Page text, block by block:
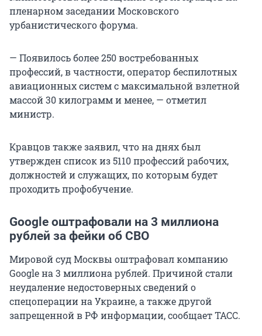
пленарном заседании Московского
урбанистического форума.
— Появилось более 250 востребованных
профессий, в частности, оператор беспилотных
авиационных систем с максимальной взлетной
массой 30 килограмм и менее, — отметил
министр.
Кравцов также заявил, что на днях был
утвержден список из 5110 профессий рабочих,
должностей и служащих, по которым будет
проходить профобучение.
Google оштрафовали на 3 миллиона
рублей за фейки об СВО
Мировой суд Москвы оштрафовал компанию
Google на 3 миллиона рублей. Причиной стали
неудаление недостоверных сведений о
спецоперации на Украине, а также другой
запрещенной в РФ информации, сообщает ТАСС.